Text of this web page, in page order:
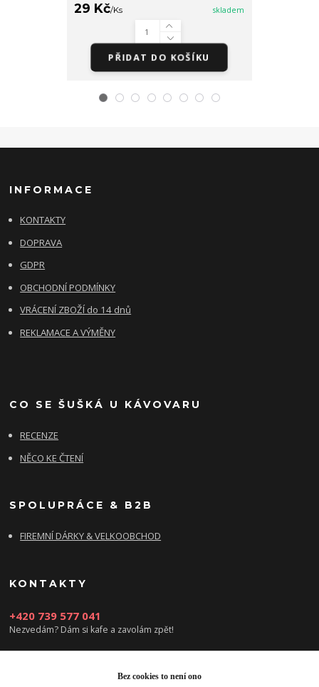
29 Kč/Ks skladem
PŘIDAT DO KOŠÍKU
INFORMACE
KONTAKTY
DOPRAVA
GDPR
OBCHODNÍ PODMÍNKY
VRÁCENÍ ZBOŽÍ do 14 dnů
REKLAMACE A VÝMĚNY
CO SE ŠUŠKÁ U KÁVOVARU
RECENZE
NĚCO KE ČTENÍ
SPOLUPRÁCE & B2B
FIREMNÍ DÁRKY & VELKOOBCHOD
KONTAKTY
+420 739 577 041
Nezvedám? Dám si kafe a zavolám zpět!
info@damsikafe.cz
Bez cookies to není ono